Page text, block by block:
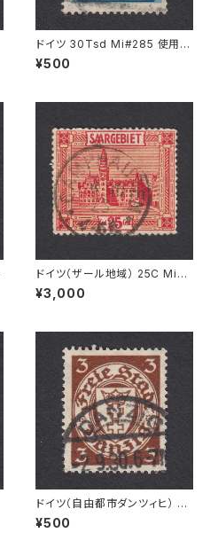
ドイツ 30Tsd Mi#285 使用済
み切手｜ESSLINGEN (Necka
r) 19.9.1923
¥500
ドイツ（ザール地域） 25C Mi#8
9 使用済み切手｜CAMPHAU
SEN 4.10.1923
¥3,000
ドイツ（自由都市ダンツィヒ） 3P
f Mi#216 使用済み切手｜DA
NZIG 2.9.1930
¥500